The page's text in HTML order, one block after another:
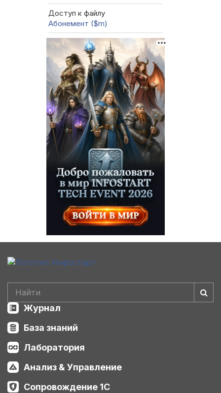
Доступ к файлу
Абонемент ($m)
Журнал
База знаний
Лаборатория
Анализ & Управление
Сопровождение 1С